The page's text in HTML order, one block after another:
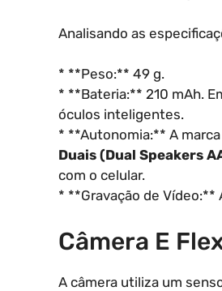
Analisando as
* **Peso:** 49 g.
* **Bateria:** 210 mAh.
óculos inteligentes.
* **Autonomia:** A
Duais (Dual Speakers
com o celular.
* **Gravação de
Câmera E
A câmera utiliza um